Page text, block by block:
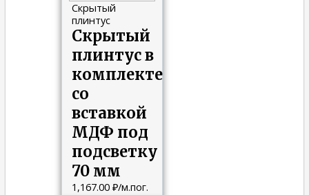
Скрытый
плинтус
Скрытый
плинтус в
комплекте
со
вставкой
МДФ под
подсветку
70 мм
1,167.00₽/м.пог.